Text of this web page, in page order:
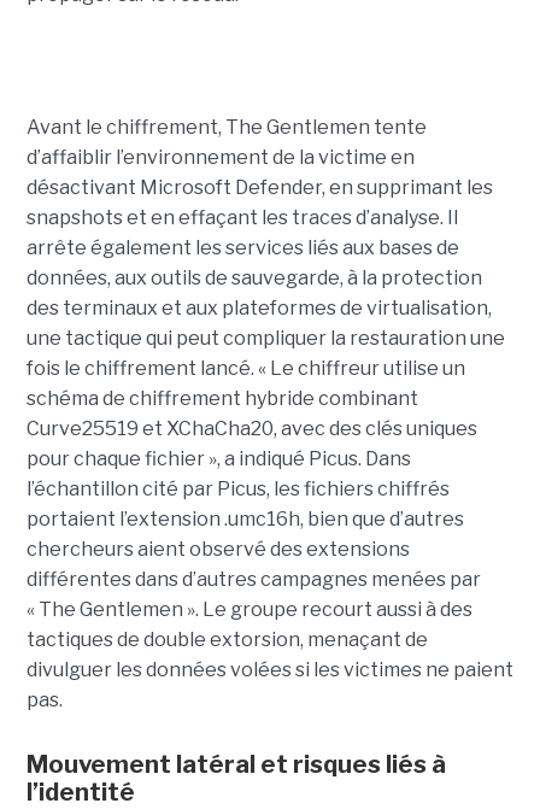
Avant le chiffrement, The Gentlemen tente
d’affaiblir l’environnement de la victime en
désactivant Microsoft Defender, en supprimant les
snapshots et en effaçant les traces d’analyse. Il
arrête également les services liés aux bases de
données, aux outils de sauvegarde, à la protection
des terminaux et aux plateformes de virtualisation,
une tactique qui peut compliquer la restauration une
fois le chiffrement lancé. « Le chiffreur utilise un
schéma de chiffrement hybride combinant
Curve25519 et XChaCha20, avec des clés uniques
pour chaque fichier », a indiqué Picus. Dans
l’échantillon cité par Picus, les fichiers chiffrés
portaient l’extension .umc16h, bien que d’autres
chercheurs aient observé des extensions
différentes dans d’autres campagnes menées par
« The Gentlemen ». Le groupe recourt aussi à des
tactiques de double extorsion, menaçant de
divulguer les données volées si les victimes ne paient
pas.
Mouvement latéral et risques liés à
l’identité